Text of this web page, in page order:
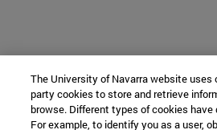
The University of Navarra website uses
party cookies to store and retrieve
browse. Different types of cookies have
For example, to identify you as a user,